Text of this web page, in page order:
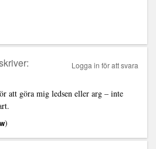
att göra mig ledsen eller arg – inte
)
Logga in för att svara